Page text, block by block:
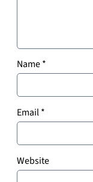
Name*
Email*
Website